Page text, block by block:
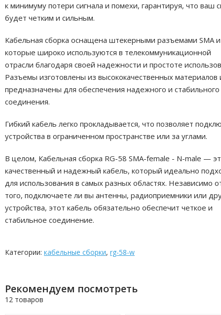
к минимуму потери сигнала и помехи, гарантируя, что ваш
будет четким и сильным.
Кабельная сборка оснащена штекерными разъемами SMA
которые широко используются в телекоммуникационной
отрасли благодаря своей надежности и простоте
Разъемы изготовлены из высококачественных материалов
предназначены для обеспечения надежного и стабильного
соединения.
Гибкий кабель легко прокладывается, что позволяет
устройства в ограниченном пространстве или за углами.
В целом, Кабельная сборка RG-58 SMA-female - N-male —
качественный и надежный кабель, который идеально
для использования в самых разных областях. Независимо
того, подключаете ли вы антенны, радиоприемники или
устройства, этот кабель обязательно обеспечит четкое и
стабильное соединение.
Категории: кабельные сборки, rg-58-w
Рекомендуем посмотреть
12 товаров